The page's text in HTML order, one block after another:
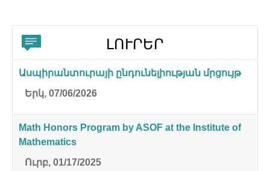
ԼՈՒՐԵՐ
Ասպիրանտուրայի ընդունելիության մրցույթ
Երկ, 07/06/2026
Math Honors Program by ASOF at the Institute of
Mathematics
Ուրբ, 01/17/2025